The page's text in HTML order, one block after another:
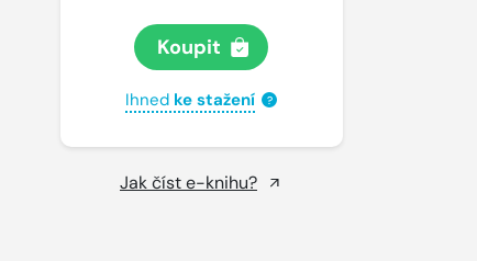
Koupit
Ihned ke stažení ?
Jak číst e-knihu?